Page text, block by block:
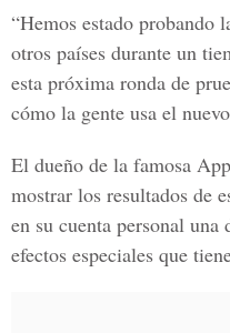
“Hemos estado probando
otros países durante un
esta próxima ronda de
cómo la gente usa el
El dueño de la famosa
mostrar los resultados de
en su cuenta personal
efectos especiales que